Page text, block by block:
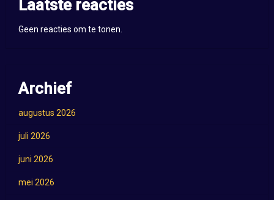
Laatste reacties
Geen reacties om te tonen.
Archief
augustus 2026
juli 2026
juni 2026
mei 2026